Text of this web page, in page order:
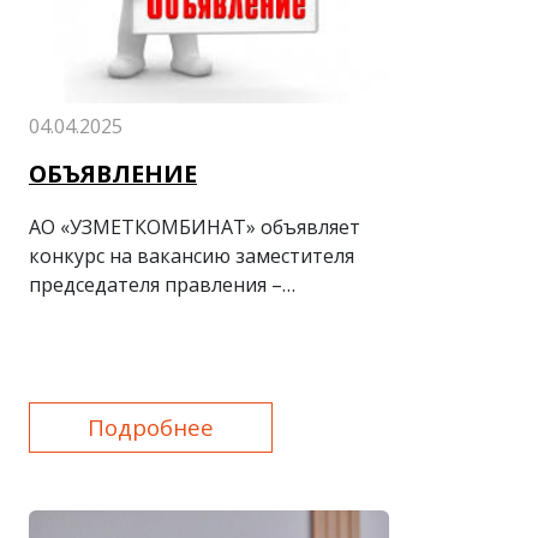
04.04.2025
ОБЪЯВЛЕНИЕ
АО «УЗМЕТКОМБИНАТ» объявляет
конкурс на вакансию заместителя
председателя правления –
Подробнее